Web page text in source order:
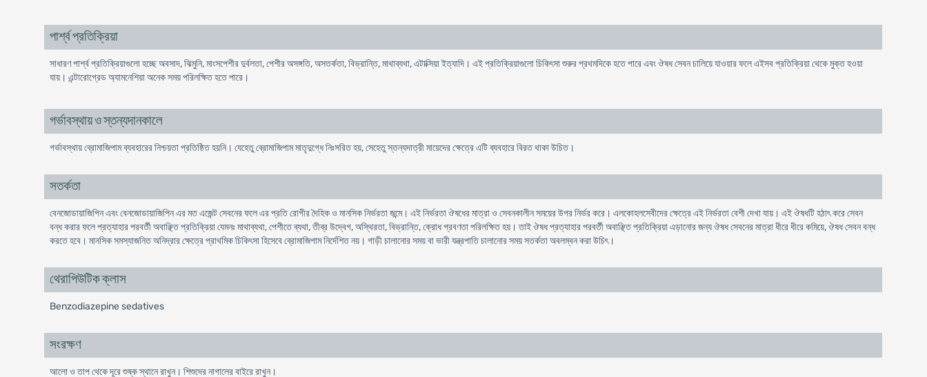
পার্শ্ব প্রতিক্রিয়া
সাধারণ পার্শ্ব প্রতিক্রিয়াগুলো হচ্ছে অবসাদ, ঝিমুনি, মাংসপেশীর দুর্বলতা, পেশীর অসঙ্গতি, অসতর্কতা, বিভ্রান্তি, মাথাব্যথা, এটাক্সিয়া ইত্যাদি। এই প্রতিক্রিয়াগুলো চিকিৎসা শুরুর প্রথমদিকে হতে পারে এবং ঔষধ সেবন চালিয়ে যাওয়ার ফলে এইসব প্রতিক্রিয়া থেকে মুক্ত হওয়া
যায়। এন্টারোগ্রেড অ্যামনেশিয়া অনেক সময় পরিলক্ষিত হতে পারে।
গর্ভাবস্থায় ও স্তন্যদানকালে
গর্ভাবস্থায় ব্রোমাজিপাম ব্যবহারের নিশ্চয়তা প্রতিষ্ঠিত হয়নি। যেহেতু ব্রোমাজিপাম মাতৃদুগ্ধে নিঃসরিত হয়, সেহেতু স্তন্যদাত্রী মায়েদের ক্ষেত্রে এটি ব্যবহারে বিরত থাকা উচিত।
সতর্কতা
বেনজোডায়াজিপিন এবং বেনজোডায়াজিপিন এর মত এজেন্ট সেবনের ফলে এর প্রতি রোগীর দৈহিক ও মানসিক নির্ভরতা জন্মে। এই নির্ভরতা ঔষধের মাত্রা ও সেবনকালীন সময়ের উপর নির্ভর করে। এলকোহলসেবীদের ক্ষেত্রে এই নির্ভরতা বেশী দেখা যায়। এই ঔষধটি হঠাৎ করে সেবন
বন্ধ করার ফলে প্রত্যাহার পরবর্তী অবাঞ্ছিত প্রতিক্রিয়া যেমনঃ মাথাব্যথা, পেশীতে ব্যথা, তীব্র উদ্বেগ, অস্থিরতা, বিভ্রান্তি, ক্রোধ প্রবণতা পরিলক্ষিত হয়। তাই ঔষধ প্রত্যাহার পরবর্তী অবাঞ্ছিত প্রতিক্রিয়া এড়ানোর জন্য ঔষধ সেবনের মাত্রা ধীরে ধীরে কমিয়ে, ঔষধ সেবন বন্ধ
করতে হবে। মানসিক সমস্যাজনিত অনিদ্রার ক্ষেত্রে প্রাথমিক চিকিৎসা হিসেবে ব্রোমাজিপাম নির্দেশিত নয়। গাড়ী চালানোর সময় বা ভারী যন্ত্রপাতি চালানোর সময় সতর্কতা অবলম্বন করা উচিৎ।
থেরাপিউটিক ক্লাস
Benzodiazepine sedatives
সংরক্ষণ
আলো ও তাপ থেকে দূরে শুষ্ক স্থানে রাখুন। শিশুদের নাগালের বাইরে রাখুন।